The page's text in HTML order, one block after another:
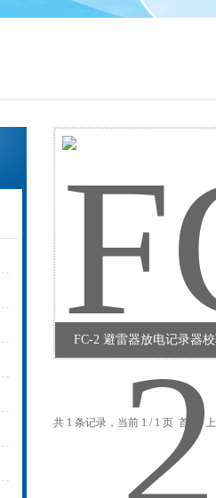
FC-2 避雷器放电记录器
共 1 条记录，当前 1 / 1 页 首页